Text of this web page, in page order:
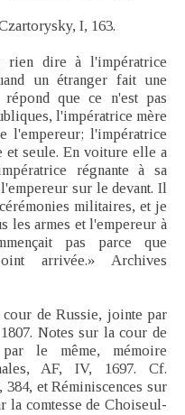
I, 163.
dire à l'impératrice
un étranger fait une
que ce n'est pas
l'impératrice mère
l'empereur; l'impératrice
et seule. En voiture elle a
régnante à sa
sur le devant. Il
militaires, et je
les armes et l'empereur à
pas parce que
arrivée.» Archives
de Russie, jointe par
Notes sur la cour de
par le même, mémoire
AF, IV, 1697. Cf.
et Réminiscences sur
la comtesse de Choiseul-